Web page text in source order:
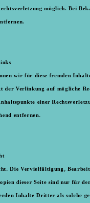
möglich. Bei
wir für diese fremden
Verlinkung auf mögliche
einer
entfernen.
Die Vervielfältigung,
dieser Seite sind nur für
Inhalte Dritter als solche